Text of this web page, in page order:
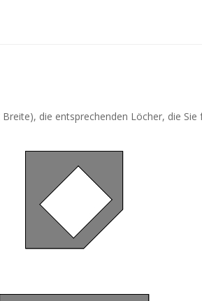
die entsprechenden Löcher, die